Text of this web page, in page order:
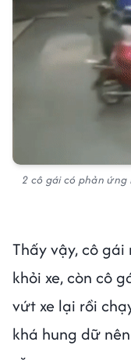
2 cô gái có phản
Thấy vậy, cô
khỏi xe, còn cô
vứt xe lại rồi
khá hung dữ